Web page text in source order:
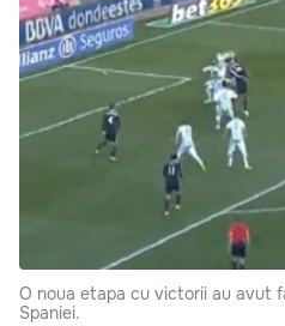
O noua etapa cu victorii au avut
Spaniei.